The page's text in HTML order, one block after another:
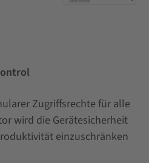
Zugriffsrechte für alle
wird die Gerätesicherheit
einzuschränken